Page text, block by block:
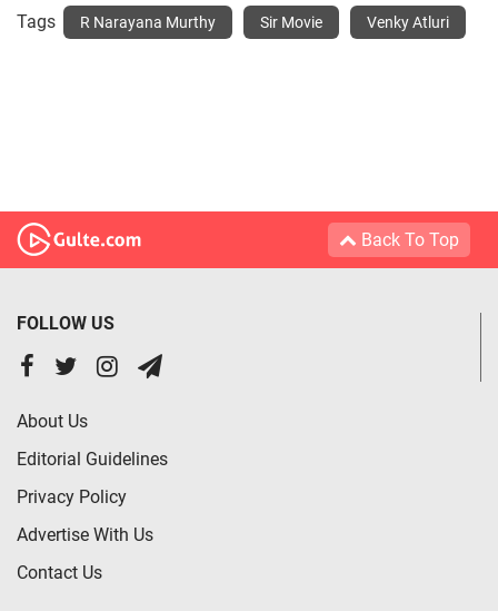
Tags R Narayana Murthy Sir Movie Venky Atluri
Back To Top
FOLLOW US
About Us
Editorial Guidelines
Privacy Policy
Advertise With Us
Contact Us